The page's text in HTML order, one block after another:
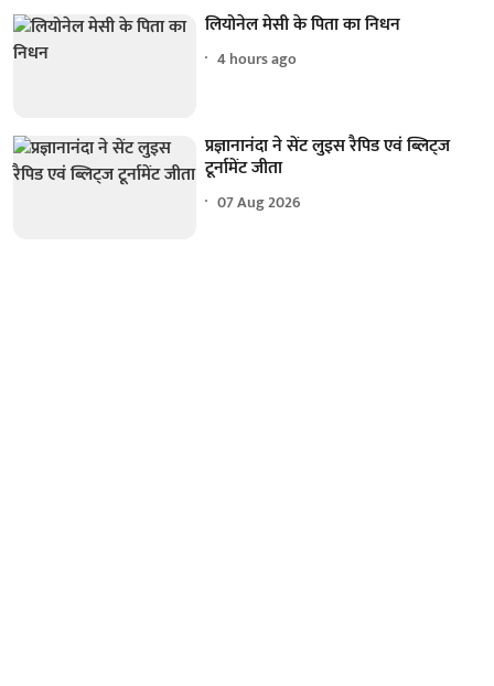
लियोनेल मेसी के पिता का निधन
4 hours ago
प्रज्ञानानंदा ने सेंट लुइस रैपिड एवं ब्लिट्ज
टूर्नामेंट जीता
07 Aug 2026